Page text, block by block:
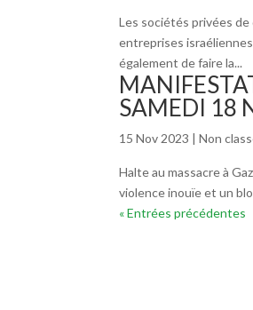
Les sociétés privées
entreprises
également de faire la...
SAMEDI 18
15 Nov 2023 |Non
Halte au massacre à
violence inouïe et un
« Entrées précédentes